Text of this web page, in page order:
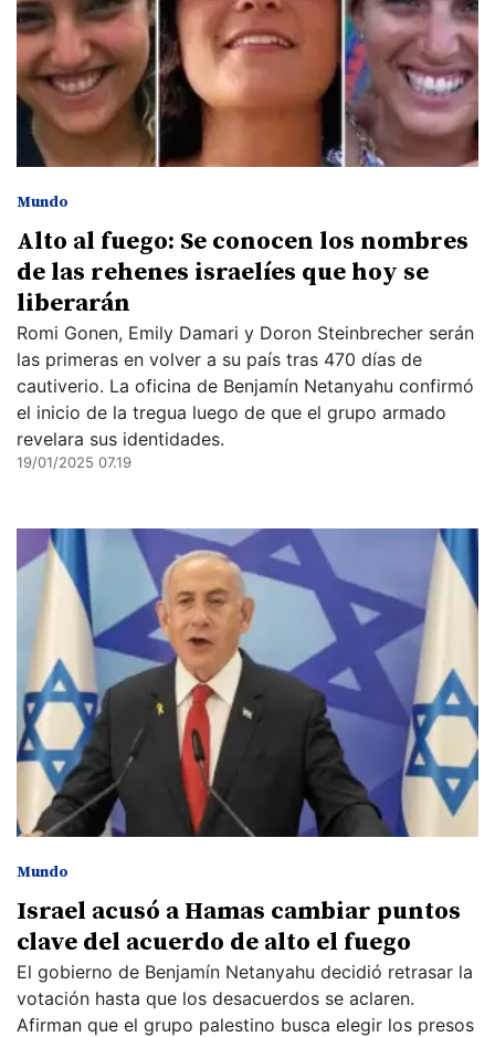
Mundo
Alto al fuego: Se conocen los nombres
de las rehenes israelíes que hoy se
liberarán
Romi Gonen, Emily Damari y Doron Steinbrecher serán
las primeras en volver a su país tras 470 días de
cautiverio. La oficina de Benjamín Netanyahu confirmó
el inicio de la tregua luego de que el grupo armado
revelara sus identidades.
19/01/2025 07.19
Mundo
Israel acusó a Hamas cambiar puntos
clave del acuerdo de alto el fuego
El gobierno de Benjamín Netanyahu decidió retrasar la
votación hasta que los desacuerdos se aclaren.
Afirman que el grupo palestino busca elegir los presos